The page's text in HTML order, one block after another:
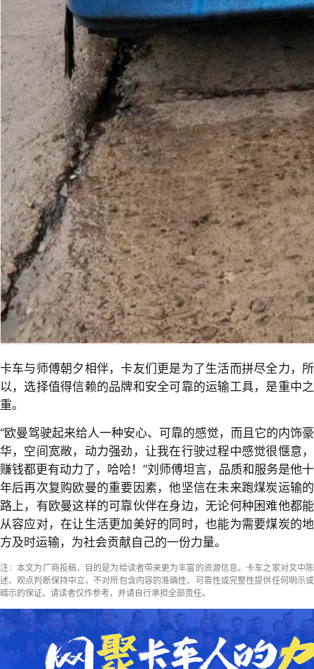
卡车与师傅朝夕相伴，卡友们更是为了生活而拼尽全力，所
以，选择值得信赖的品牌和安全可靠的运输工具，是重中之
重。
“欧曼驾驶起来给人一种安心、可靠的感觉，而且它的内饰豪
华，空间宽敞，动力强劲，让我在行驶过程中感觉很惬意，
赚钱都更有动力了，哈哈！”刘师傅坦言，品质和服务是他十
年后再次复购欧曼的重要因素，他坚信在未来跑煤炭运输的
路上，有欧曼这样的可靠伙伴在身边，无论何种困难他都能
从容应对，在让生活更加美好的同时，也能为需要煤炭的地
方及时运输，为社会贡献自己的一份力量。
注：本文为厂商投稿，目的是为给读者带来更为丰富的资源信息。卡车之家对文中陈
述、观点判断保持中立，不对所包含内容的准确性、可靠性或完整性提供任何明示或
暗示的保证。请读者仅作参考，并请自行承担全部责任。